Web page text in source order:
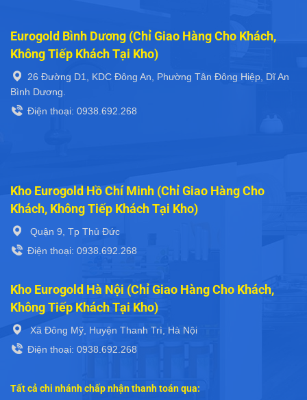
Eurogold Bình Dương (Chỉ Giao Hàng Cho Khách,
Không Tiếp Khách Tại Kho)
26 Đường D1, KDC Đông An, Phường Tân Đông Hiệp, Dĩ An
Bình Dương.
Điện thoại: 0938.692.268
Kho Eurogold Hồ Chí Minh (Chỉ Giao Hàng Cho
Khách, Không Tiếp Khách Tại Kho)
Quận 9, Tp Thủ Đức
Điện thoại: 0938.692.268
Kho Eurogold Hà Nội (Chỉ Giao Hàng Cho Khách,
Không Tiếp Khách Tại Kho)
Xã Đông Mỹ, Huyện Thanh Trì, Hà Nội
Điện thoại: 0938.692.268
Tất cả chi nhánh chấp nhận thanh toán qua: